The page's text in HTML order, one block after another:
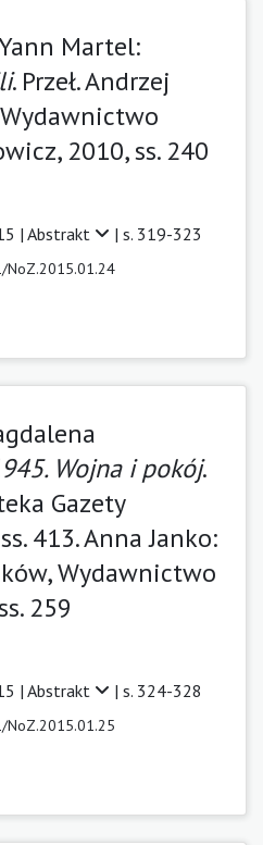
Martel:
. Przeł. Andrzej
2010, ss. 240
| Abstrakt | s. 319-323
NoZ.2015.01.24
Wojna i pokój.
Gazety
413. Anna Janko:
Wydawnictwo
259
| Abstrakt | s. 324-328